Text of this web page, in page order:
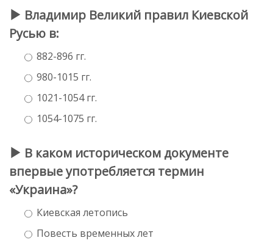
Владимир Великий правил Киевской
Русью в:
882-896 гг.
980-1015 гг.
1021-1054 гг.
1054-1075 гг.
В каком историческом документе
впервые употребляется термин
«Украина»?
Киевская летопись
Повесть временных лет